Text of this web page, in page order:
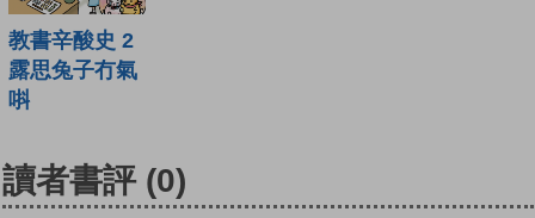
教書辛酸史 2
露思兔子冇氣
唞
讀者書評 (0)